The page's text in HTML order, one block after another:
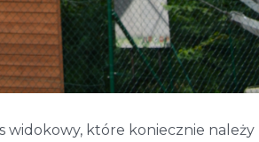
widokowy, które koniecznie należy